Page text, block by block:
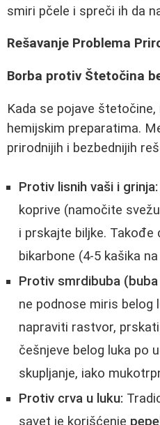
smiri pčele i spreči ih da
Rešavanje Problema
Borba protiv Štetočina
Kada se pojave
hemijskim preparatima.
prirodnijih i bezbednijih
Protiv lisnih vaši i grinja:
koprive (namočite
i prskajte biljke.
bikarbone (4-5 kašika
Protiv smrdibuba
ne podnose miris belog
napraviti rastvor,
češnjeve belog luka po
skupljanje, iako
Protiv crva u luku:
savet je korišćenje